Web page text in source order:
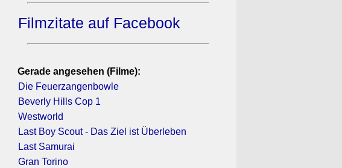
Filmzitate auf Facebook
Gerade angesehen (Filme):
Die Feuerzangenbowle
Beverly Hills Cop 1
Westworld
Last Boy Scout - Das Ziel ist Überleben
Last Samurai
Gran Torino